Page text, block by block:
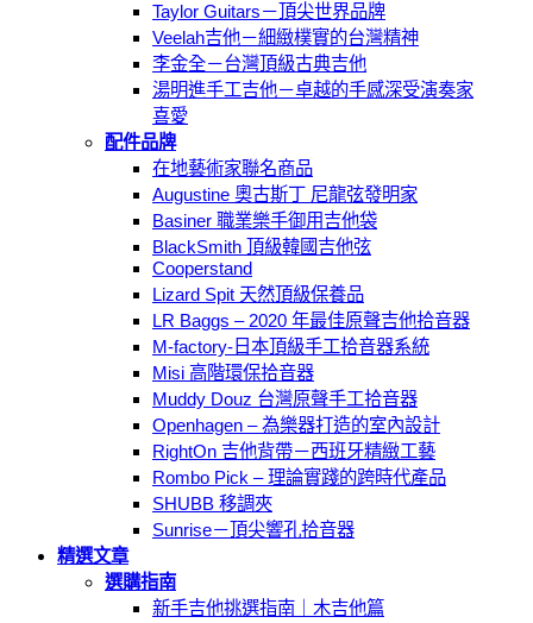
Taylor Guitars－頂尖世界品牌
Veelah吉他－細緻樸實的台灣精神
李金全－台灣頂級古典吉他
湯明進手工吉他－卓越的手感深受演奏家
喜愛
配件品牌
在地藝術家聯名商品
Augustine 奧古斯丁 尼龍弦發明家
Basiner 職業樂手御用吉他袋
BlackSmith 頂級韓國吉他弦
Cooperstand
Lizard Spit 天然頂級保養品
LR Baggs – 2020 年最佳原聲吉他拾音器
M-factory-日本頂級手工拾音器系統
Misi 高階環保拾音器
Muddy Douz 台灣原聲手工拾音器
Openhagen – 為樂器打造的室內設計
RightOn 吉他背帶－西班牙精緻工藝
Rombo Pick – 理論實踐的跨時代產品
SHUBB 移調夾
Sunrise－頂尖響孔拾音器
精選文章
選購指南
新手吉他挑選指南｜木吉他篇